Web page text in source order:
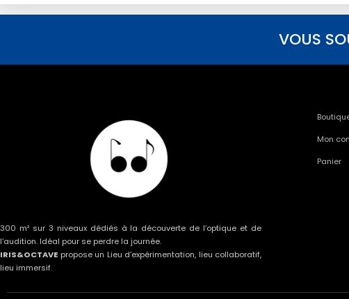
VOUS
300 m² sur 3 niveaux dédiés à la découverte de l’optique et de
l’audition. Idéal pour se perdre la journée.
IRIS&OCTAVE propose un Lieu d’expérimentation, lieu collaboratif,
lieu immersif.
Mon
Panier